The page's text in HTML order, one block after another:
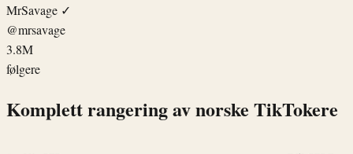
MrSavage ✓
@mrsavage
3.8M
følgere
Komplett rangering av norske TikTokere